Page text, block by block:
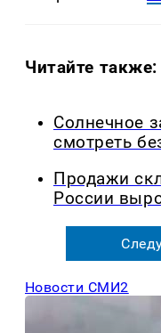
Читайте также:
Солнечное
смотреть
Продажи
России
Новости СМИ2